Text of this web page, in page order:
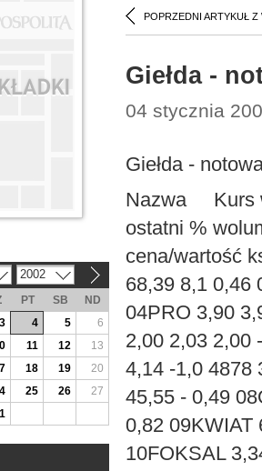
POPRZEDNI ARTYKUŁ Z
Giełda -
04 stycznia
Giełda -
Nazwa Kurs
ostatni %
cena/wartość
68,39 8,1 0,46
04PRO 3,90
2,00 2,03 2,00
4,14 -1,0 4878
45,55 - 0,49
0,82 09KWIAT
10FOKSAL
2002
PT SB
ND
3 4 5
6
11 12
13
18 19
20
25 26
27